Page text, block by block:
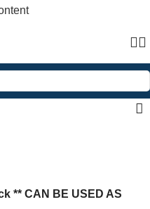
** CAN BE USED AS